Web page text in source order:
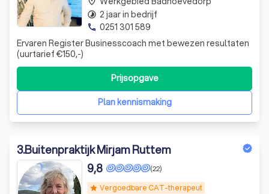
Ervaren Register Businesscoach met bewezen resultaten
(uurtarief €150,-)
Plan kennismaking
Prijsopgave
timelapse 2 jaar in bedrijf
phone 0251 301 589
3.Buitenpraktijk Mirjam Ruttem
star Vergoedbare CAT-therapeut
(22)
9,8